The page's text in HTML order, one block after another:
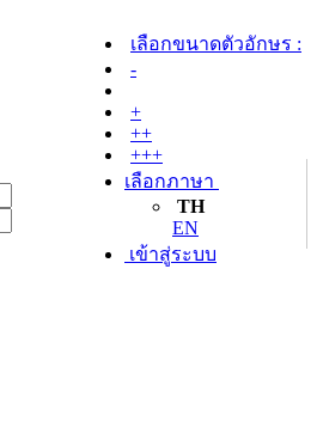
เลือกขนาดตัวอักษร :
-
+
++
+++
เลือกภาษา
TH
EN
เข้าสู่ระบบ